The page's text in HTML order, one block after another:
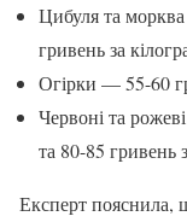
Цибуля та
гривень за
Огірки — 55-60
Червоні та
та 80-85 гривень
Експерт пояснила,